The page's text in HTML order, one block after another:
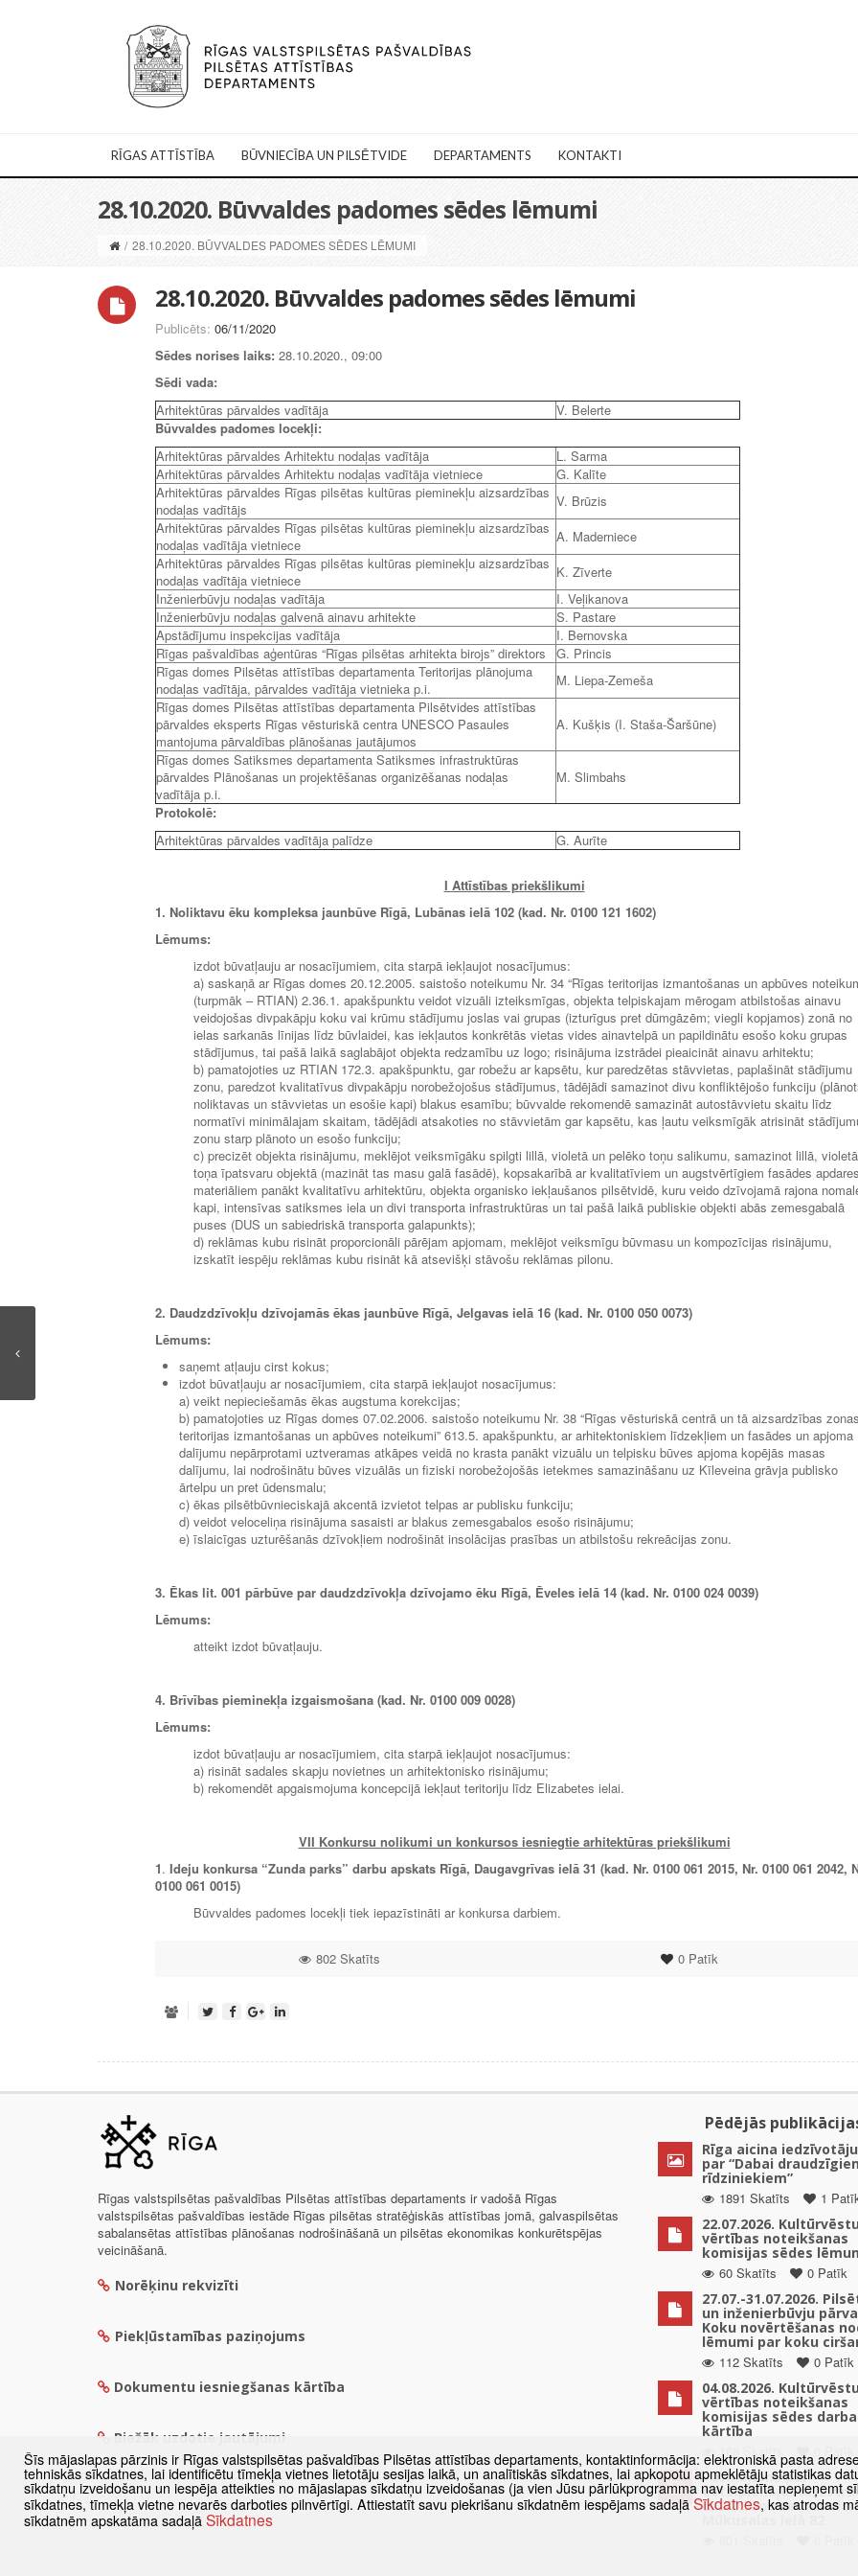
RĪGAS ATTĪSTĪBA BŪVNIECĪBA UN PILSĒTVIDE DEPARTAMENTS KONTAKTI
28.10.2020. Būvvaldes padomes sēdes lēmumi
/ 28.10.2020. BŪVVALDES PADOMES SĒDES LĒMUMI
28.10.2020. Būvvaldes padomes sēdes lēmumi
Publicēts: 06/11/2020
Sēdes norises laiks: 28.10.2020., 09:00
Sēdi vada:
Arhitektūras pārvaldes vadītāja
V. Belerte
Būvvaldes padomes locekļi:
Arhitektūras pārvaldes Arhitektu nodaļas vadītāja
L. Sarma
Arhitektūras pārvaldes Arhitektu nodaļas vadītāja vietniece
G. Kalīte
Arhitektūras pārvaldes Rīgas pilsētas kultūras pieminekļu aizsardzības
nodaļas vadītājs
V. Brūzis
Arhitektūras pārvaldes Rīgas pilsētas kultūras pieminekļu aizsardzības
nodaļas vadītāja vietniece
A. Maderniece
Arhitektūras pārvaldes Rīgas pilsētas kultūras pieminekļu aizsardzības
nodaļas vadītāja vietniece
K. Zīverte
Inženierbūvju nodaļas vadītāja
I. Veļikanova
Inženierbūvju nodaļas galvenā ainavu arhitekte
S. Pastare
Apstādījumu inspekcijas vadītāja
I. Bernovska
Rīgas pašvaldības aģentūras “Rīgas pilsētas arhitekta birojs” direktors
G. Princis
Rīgas domes Pilsētas attīstības departamenta Teritorijas plānojuma
nodaļas vadītāja, pārvaldes vadītāja vietnieka p.i.
M. Liepa-Zemeša
Rīgas domes Pilsētas attīstības departamenta Pilsētvides attīstības
pārvaldes eksperts Rīgas vēsturiskā centra UNESCO Pasaules
mantojuma pārvaldības plānošanas jautājumos
A. Kušķis (I. Staša-Šaršūne)
Rīgas domes Satiksmes departamenta Satiksmes infrastruktūras
pārvaldes Plānošanas un projektēšanas organizēšanas nodaļas
vadītāja p.i.
M. Slimbahs
Protokolē:
Arhitektūras pārvaldes vadītāja palīdze
G. Aurīte
I Attīstības priekšlikumi
1. Noliktavu ēku kompleksa jaunbūve Rīgā, Lubānas ielā 102 (kad. Nr. 0100 121 1602)
Lēmums:
izdot būvatļauju ar nosacījumiem, cita starpā iekļaujot nosacījumus:
a) saskaņā ar Rīgas domes 20.12.2005. saistošo noteikumu Nr. 34 “Rīgas teritorijas izmantošanas un apbūves
(turpmāk – RTIAN) 2.36.1. apakšpunktu veidot vizuāli izteiksmīgas, objekta telpiskajam mērogam atbilstošas ainavu
veidojošas divpakāpju koku vai krūmu stādījumu joslas vai grupas (izturīgus pret dūmgāzēm; viegli kopjamos) zonā no
ielas sarkanās līnijas līdz būvlaidei, kas iekļautos konkrētās vietas vides ainavtelpā un papildinātu esošo koku grupas
stādījumus, tai pašā laikā saglabājot objekta redzamību uz logo; risinājuma izstrādei pieaicināt ainavu arhitektu;
b) pamatojoties uz RTIAN 172.3. apakšpunktu, gar robežu ar kapsētu, kur paredzētas stāvvietas, paplašināt stādījumu
zonu, paredzot kvalitatīvus divpakāpju norobežojošus stādījumus, tādējādi samazinot divu konfliktējošo funkciju
noliktavas un stāvvietas un esošie kapi) blakus esamību; būvvalde rekomendē samazināt autostāvvietu skaitu līdz
normatīvi minimālajam skaitam, tādējādi atsakoties no stāvvietām gar kapsētu, kas ļautu veiksmīgāk atrisināt
zonu starp plānoto un esošo funkciju;
c) precizēt objekta risinājumu, meklējot veiksmīgāku spilgti lillā, violetā un pelēko toņu salikumu, samazinot lillā, violetā
toņa īpatsvaru objektā (mazināt tas masu galā fasādē), kopsakarībā ar kvalitatīviem un augstvērtīgiem fasādes
materiāliem panākt kvalitatīvu arhitektūru, objekta organisko iekļaušanos pilsētvidē, kuru veido dzīvojamā rajona
kapi, intensīvas satiksmes iela un divi transporta infrastruktūras un tai pašā laikā publiskie objekti abās zemesgabalā
puses (DUS un sabiedriskā transporta galapunkts);
d) reklāmas kubu risināt proporcionāli pārējam apjomam, meklējot veiksmīgu būvmasu un kompozīcijas risinājumu,
izskatīt iespēju reklāmas kubu risināt kā atsevišķi stāvošu reklāmas pilonu.
2. Daudzdzīvokļu dzīvojamās ēkas jaunbūve Rīgā, Jelgavas ielā 16 (kad. Nr. 0100 050 0073)
Lēmums:
saņemt atļauju cirst kokus;
izdot būvatļauju ar nosacījumiem, cita starpā iekļaujot nosacījumus:
a) veikt nepieciešamās ēkas augstuma korekcijas;
b) pamatojoties uz Rīgas domes 07.02.2006. saistošo noteikumu Nr. 38 “Rīgas vēsturiskā centrā un tā aizsardzības
teritorijas izmantošanas un apbūves noteikumi” 613.5. apakšpunktu, ar arhitektoniskiem līdzekļiem un fasādes un apjoma
dalījumu nepārprotami uztveramas atkāpes veidā no krasta panākt vizuālu un telpisku būves apjoma kopējās masas
dalījumu, lai nodrošinātu būves vizuālās un fiziski norobežojošās ietekmes samazināšanu uz Kīleveina grāvja publisko
ārtelpu un pret ūdensmalu;
c) ēkas pilsētbūvnieciskajā akcentā izvietot telpas ar publisku funkciju;
d) veidot veloceliņa risinājuma sasaisti ar blakus zemesgabalos esošo risinājumu;
e) īslaicīgas uzturēšanās dzīvokļiem nodrošināt insolācijas prasības un atbilstošu rekreācijas zonu.
3. Ēkas lit. 001 pārbūve par daudzdzīvokļa dzīvojamo ēku Rīgā, Ēveles ielā 14 (kad. Nr. 0100 024 0039)
Lēmums:
atteikt izdot būvatļauju.
4. Brīvības pieminekļa izgaismošana (kad. Nr. 0100 009 0028)
Lēmums:
izdot būvatļauju ar nosacījumiem, cita starpā iekļaujot nosacījumus:
a) risināt sadales skapju novietnes un arhitektonisko risinājumu;
b) rekomendēt apgaismojuma koncepcijā iekļaut teritoriju līdz Elizabetes ielai.
VII Konkursu nolikumi un konkursos iesniegtie arhitektūras priekšlikumi
1. Ideju konkursa “Zunda parks” darbu apskats Rīgā, Daugavgrīvas ielā 31 (kad. Nr. 0100 061 2015, Nr. 0100 061 2042,
0100 061 0015)
Būvvaldes padomes locekļi tiek iepazīstināti ar konkursa darbiem.
0Patīk
802 Skatīts
Rīgas valstspilsētas pašvaldības Pilsētas attīstības departaments ir vadošā Rīgas
valstspilsētas pašvaldības iestāde Rīgas pilsētas stratēģiskās attīstības jomā, galvaspilsētas
sabalansētas attīstības plānošanas nodrošināšanā un pilsētas ekonomikas konkurētspējas
veicināšanā.
Norēķinu rekvizīti
Piekļūstamības paziņojums
Dokumentu iesniegšanas kārtība
Biežāk uzdotie jautājumi
Pēdējās
Rīga aicina
par “Dabai
rīdziniekiem”
1891 Skatīts
1
22.07.2026.
vērtības noteikšanas
komisijas sēdes
60 Skatīts
0 Patīk
27.07.-31.07.2026.
un inženierbūvju
Koku novērtēšanas
lēmumi par koku
112 Skatīts
0 Patīk
04.08.2026.
vērtības noteikšanas
komisijas sēdes darba
kārtība
168 Skatīts
0 Patīk
Paziņojums par
detālplānojuma
uzsākšanu zemes
Šīs mājaslapas pārzinis ir Rīgas valstspilsētas pašvaldības Pilsētas attīstības departaments, kontaktinformācija: elektroniskā pasta
tehniskās sīkdatnes, lai identificētu tīmekļa vietnes lietotāju sesijas laikā, un analītiskās sīkdatnes, lai apkopotu apmeklētāju statistikas
sīkdatņu izveidošanu un iespēja atteikties no mājaslapas sīkdatņu izveidošanas (ja vien Jūsu pārlūkprogramma nav iestatīta nepieņemt
sīkdatnes, tīmekļa vietne nevarēs darboties pilnvērtīgi. Attiestatīt savu piekrišanu sīkdatnēm iespējams sadaļā Sīkdatnes, kas atrodas
sīkdatnēm apskatāma sadaļā Sīkdatnes